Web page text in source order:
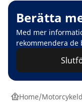
Berätta
Med mer
rekommendera de
Home